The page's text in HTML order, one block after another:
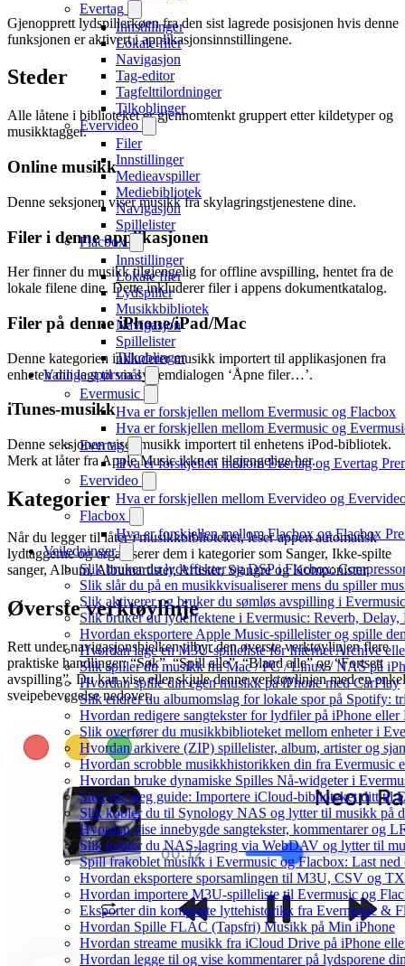
Evertag
Innstillinger
Lokale filer
Navigasjon
Tag-editor
Tagfelttilordninger
Tilkoblinger
Evervideo
Filer
Innstillinger
Medieavspiller
Mediebibliotek
Navigasjon
Spillelister
Flacbox
Innstillinger
Lokale filer
Lydspiller
Musikkbibliotek
Navigasjon
Spillelister
Tilkoblinger
Vanlige spørsmål
Evermusic
Hva er forskjellen mellom Evermusic og Flacbox
Hva er forskjellen mellom Evermusic og
Evertag
Hva er forskjellen mellom Evertag og Evertag
Evervideo
Hva er forskjellen mellom Evervideo og
Flacbox
Hva er forskjellen mellom Flacbox og Flacbox
Veiledninger
Slik bruker du lydeffekter og DSP i Flacbox:
Slik slår du på en musikkvisualiserer mens du spiller
Slik aktiverer og bruker du sømløs avspilling i Evermusic
Slik bruker du lydeffektene i Evermusic: Reverb,
Hvordan eksportere Apple Music-spillelister og spille
Hvordan lage en M3U-spilleliste for Internet Archive
Slik spiller du musikk fra Mac / PC / Linux / NAS på
Hvordan spille din egen musikk på iPhone med CarPlay
Slik endrer du albumomslag for lokale spor på Spotify:
Hvordan redigere sangtekster for lydfiler på iPhone
Slik overfører du musikkbiblioteket mellom enheter i
Hvordan arkivere (ZIP) spillelister, album, artister og
Hvordan scrobble musikkhistorikken din fra Evermusic
Hvordan bruke dynamiske Spilles Nå-widgeter i
Steg-for-steg guide: Importere iCloud-biblioteket ditt til
Slik kobler du til Synology NAS og lytter til musikk på
Hvordan vise innebygde sangtekster, kommentarer og
Slik kobler du NAS-lagring via WebDAV og lytter til
Spill frakoblet musikk i Evermusic og Flacbox: Last
Hvordan eksportere sporsamlingen til M3U, CSV og
Hvordan importere M3U-spilleliste til Evermusic og
Eksporter din komplette lyttehistorikk fra Evermusic &
Hvordan Spille FLAC (Tapsfri) Musikk på Min iPhone
Hvordan streame musikk fra iCloud Drive på iPhone
Hvordan legge til og vise kommentarer på lydsporene
Gjenopprett lydspillerkøen fra den sist lagrede posisjonen hvis denne
funksjonen er aktivert i applikasjonsinnstillingene.
Steder
Alle låtene i biblioteket er gjennomtenkt gruppert etter kildetyper og
musikktagger.
Online musikk
Denne seksjonen viser musikk fra skylagringstjenestene dine.
Filer i denne applikasjonen
Her finner du musikk tilgjengelig for offline avspilling, hentet fra de
lokale filene dine. Dette inkluderer filer i appens dokumentkatalog.
Filer på denne iPhone/iPad/Mac
Denne kategorien inkluderer musikk importert til applikasjonen fra
enheten din lagt til via systemdialogen ‘Åpne filer…’.
iTunes-musikk
Denne seksjonen viser musikk importert til enhetens iPod-bibliotek.
Merk at låter fra Apple Music ikke er tilgjengelige her.
Kategorier
Når du legger til låter i musikkbiblioteket, leser appen automatisk
lydtaggerne og organiserer dem i kategorier som Sanger, Ikke-spilte
sanger, Album, Albumartister, Artister, Sjangre og Komponister.
Øverste verktøylinje
Rett under navigasjonsbjelken tilbyr den øverste verktøylinjen flere
praktiske handlinger: “Søk”, “Spill alle”, “Bland alle” og “Fortsett
avspilling”. Du kan vise eller skjule denne verktøylinjen med en enkel
sveipebevegelse nedover.